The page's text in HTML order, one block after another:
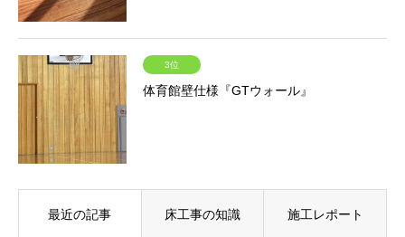
3位
体育館壁仕様『GTウォール』
最近の記事 床工事の知識 施工レポート